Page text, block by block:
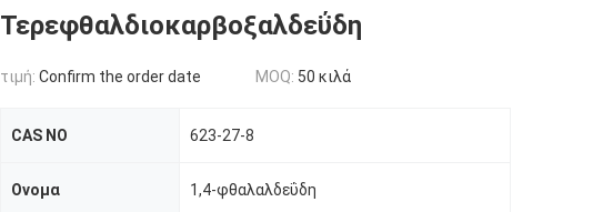
Τερεφθαλδιοκαρβοξαλδεΰδη
τιμή: Confirm the order date MOQ: 50 κιλά
CAS NO 623-27-8
Ονομα 1,4-φθαλαλδεΰδη